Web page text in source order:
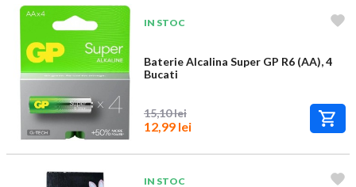
IN STOC
Baterie Alcalina Super GP R6 (AA), 4
Bucati
15,10 lei
12,99 lei
IN STOC